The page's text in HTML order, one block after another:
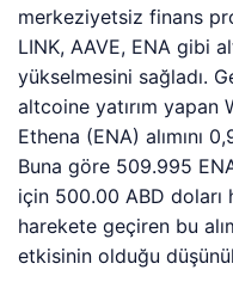
merkeziyetsiz finans
LINK, AAVE, ENA gibi
yükselmesini sağladı.
altcoine yatırım yapan
Ethena (ENA) alımını
Buna göre 509.995
için 500.00 ABD doları
harekete geçiren bu
etkisinin olduğu